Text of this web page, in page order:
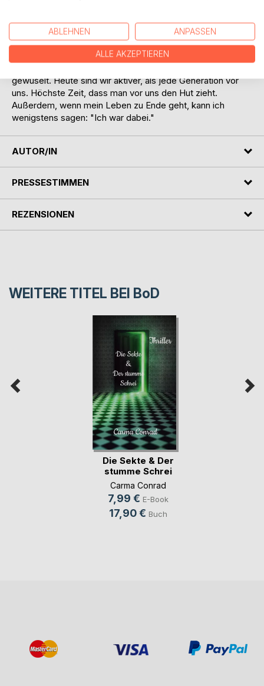
eine unternehmungslustige Frau und sagt. "Mein Leben ist
für Fortgeschrittene. Ich finde generell Frauen über 60
können stolz auf sich sein. Wir alle haben gelebt, gelacht,
gewuselt. Heute sind wir aktiver, als jede Generation vor
uns. Höchste Zeit, dass man vor uns den Hut zieht.
Außerdem, wenn mein Leben zu Ende geht, kann ich
wenigstens sagen: "Ich war dabei."
AUTOR/IN
PRESSESTIMMEN
REZENSIONEN
WEITERE TITEL BEI BoD
Die Sekte & Der
stumme Schrei
Carma Conrad
7,99 € E-Book
17,90 € Buch
ABLEHNEN ANPASSEN
ALLE AKZEPTIEREN